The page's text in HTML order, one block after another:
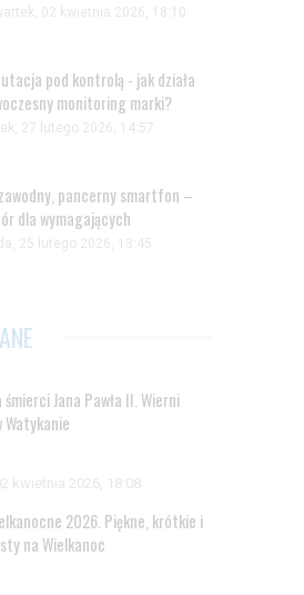
02 kwietnia 2026, 18:10
pod kontrolą - jak działa
monitoring marki?
27 lutego 2026, 14:57
pancerny smartfon –
dla wymagających
25 lutego 2026, 13:45
Jana Pawła II. Wierni
Watykanie
kwietnia 2026, 18:08
2026. Piękne, krótkie i
na Wielkanoc